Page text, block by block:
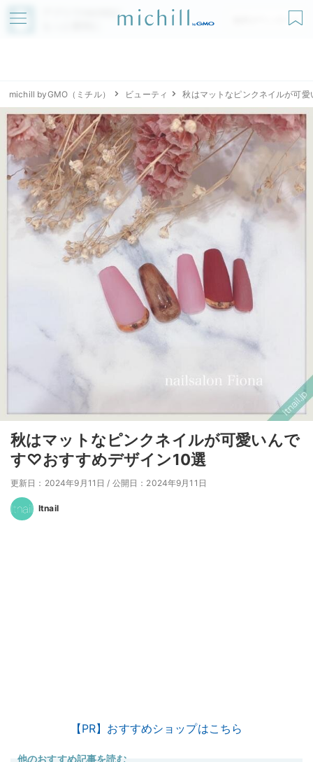
アプリでmichillが
無料ダウンロード
michill byGMO（ミチル） ビューティ 秋はマットなピンクネイルが可
秋はマットなピンクネイルが可愛いんで
す♡おすすめデザイン10選
更新日：2024年9月11日 / 公開日：2024年9月11日
Itnail
【PR】おすすめショップはこちら
他のおすすめ記事を読む